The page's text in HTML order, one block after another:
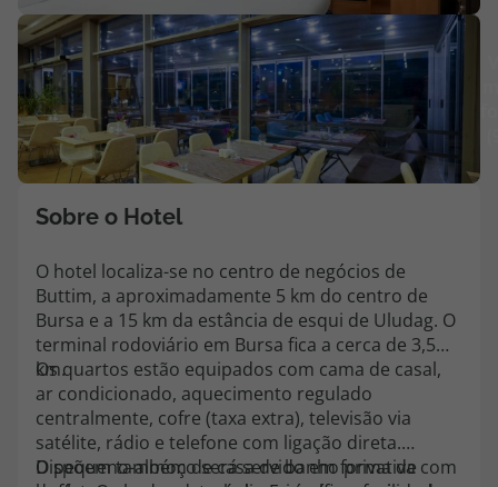
Agências
Contactos
Apoio ao cliente em Portugal
218 925 471
218 925 471
Custo de uma chamada para a rede fixa nacional.
A sua agência de viagens Top Atlântico tem a preocupação de estar
sempre mais perto de si, para maior comodidade e total facilidade
na marcação das suas viagens, tem ainda ao seu dispor o nosso call
center a funcionar todos os dias úteis das 10:00 às 20:00 e Sábado
das 10:00 às 14:00.
Sobre o Hotel
O hotel localiza-se no centro de negócios de
Buttim, a aproximadamente 5 km do centro de
Bursa e a 15 km da estância de esqui de Uludag. O
terminal rodoviário em Bursa fica a cerca de 3,5
km.
Os quartos estão equipados com cama de casal,
ar condicionado, aquecimento regulado
centralmente, cofre (taxa extra), televisão via
satélite, rádio e telefone com ligação direta.
Dispõem também de casa de banho privativa com
O pequeno-almoço será servido em forma de